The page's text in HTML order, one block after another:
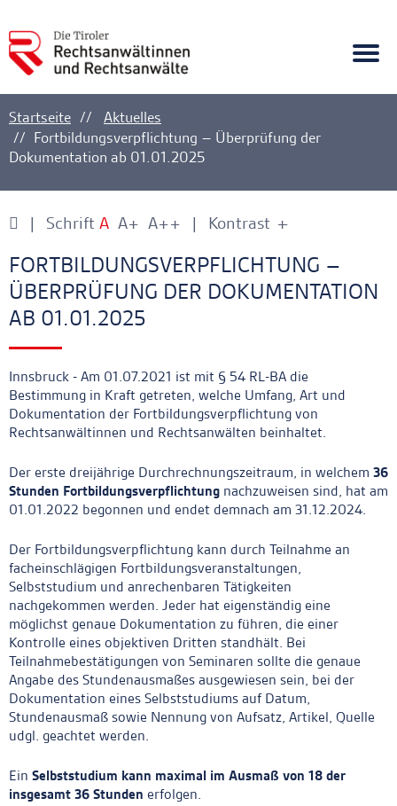
Ankerlink
Startseite
Aktuelles
Fortbildungsverpflichtung – Überprüfung der
Dokumentation ab 01.01.2025
Schrift A A+ A++ Kontrast +
-
Ankerlink
FORTBILDUNGSVERPFLICHTUNG –
ÜBERPRÜFUNG DER DOKUMENTATION
AB 01.01.2025
Innsbruck - Am 01.07.2021 ist mit § 54 RL-BA die
Bestimmung in Kraft getreten, welche Umfang, Art und
Dokumentation der Fortbildungsverpflichtung von
Rechtsanwältinnen und Rechtsanwälten beinhaltet.
Der erste dreijährige Durchrechnungszeitraum, in welchem 36
Stunden Fortbildungsverpflichtung nachzuweisen sind, hat am
01.01.2022 begonnen und endet demnach am 31.12.2024.
Der Fortbildungsverpflichtung kann durch Teilnahme an
facheinschlägigen Fortbildungsveranstaltungen,
Selbststudium und anrechenbaren Tätigkeiten
nachgekommen werden. Jeder hat eigenständig eine
möglichst genaue Dokumentation zu führen, die einer
Kontrolle eines objektiven Dritten standhält. Bei
Teilnahmebestätigungen von Seminaren sollte die genaue
Angabe des Stundenausmaßes ausgewiesen sein, bei der
Dokumentation eines Selbststudiums auf Datum,
Stundenausmaß sowie Nennung von Aufsatz, Artikel, Quelle
udgl. geachtet werden.
Ein Selbststudium kann maximal im Ausmaß von 18 der
insgesamt 36 Stunden erfolgen.